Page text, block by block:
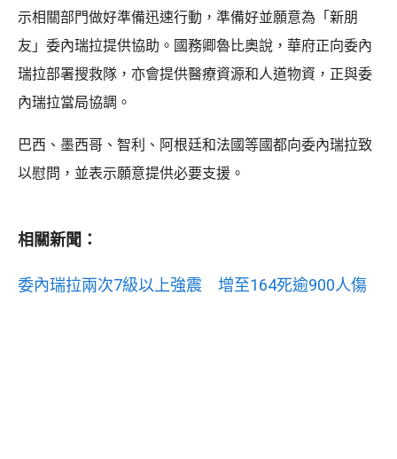
示相關部門做好準備迅速行動，準備好並願意為「新朋
友」委內瑞拉提供協助。國務卿魯比奧說，華府正向委內
瑞拉部署搜救隊，亦會提供醫療資源和人道物資，正與委
內瑞拉當局協調。
巴西、墨西哥、智利、阿根廷和法國等國都向委內瑞拉致
以慰問，並表示願意提供必要支援。
相關新聞：
委內瑞拉兩次7級以上強震 增至164死逾900人傷